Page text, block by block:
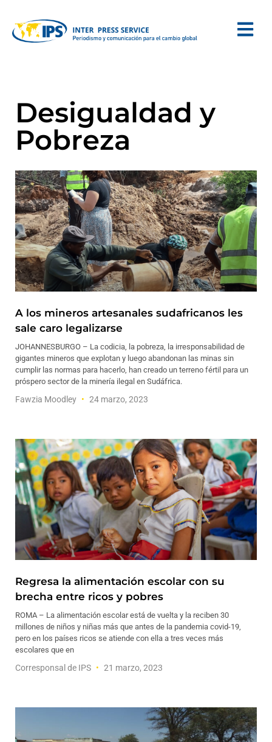
Desigualdad y
Pobreza
A los mineros artesanales sudafricanos les
sale caro legalizarse
JOHANNESBURGO – La codicia, la pobreza, la irresponsabilidad de
gigantes mineros que explotan y luego abandonan las minas sin
cumplir las normas para hacerlo, han creado un terreno fértil para un
próspero sector de la minería ilegal en Sudáfrica.
Fawzia Moodley 24 marzo, 2023
Regresa la alimentación escolar con su
brecha entre ricos y pobres
ROMA – La alimentación escolar está de vuelta y la reciben 30
millones de niños y niñas más que antes de la pandemia covid-19,
pero en los países ricos se atiende con ella a tres veces más
escolares que en
Corresponsal de IPS 21 marzo, 2023